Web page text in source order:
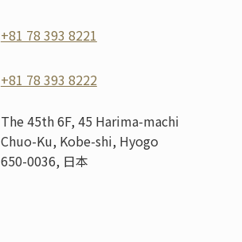
+81 78 393 8221
+81 78 393 8222
The 45th 6F, 45 Harima-machi
Chuo-Ku, Kobe-shi, Hyogo
650-0036, 日本